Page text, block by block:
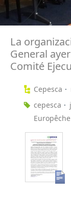
La
General
Comité
Cepesca
cepesca
Europêche